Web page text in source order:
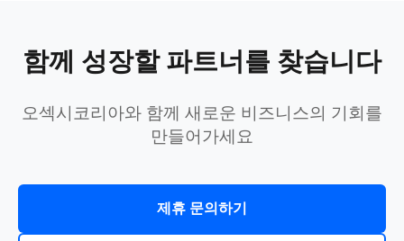
함께 성장할 파트너를 찾습니다
오섹시코리아와 함께 새로운 비즈니스의 기회를
만들어가세요
제휴 문의하기